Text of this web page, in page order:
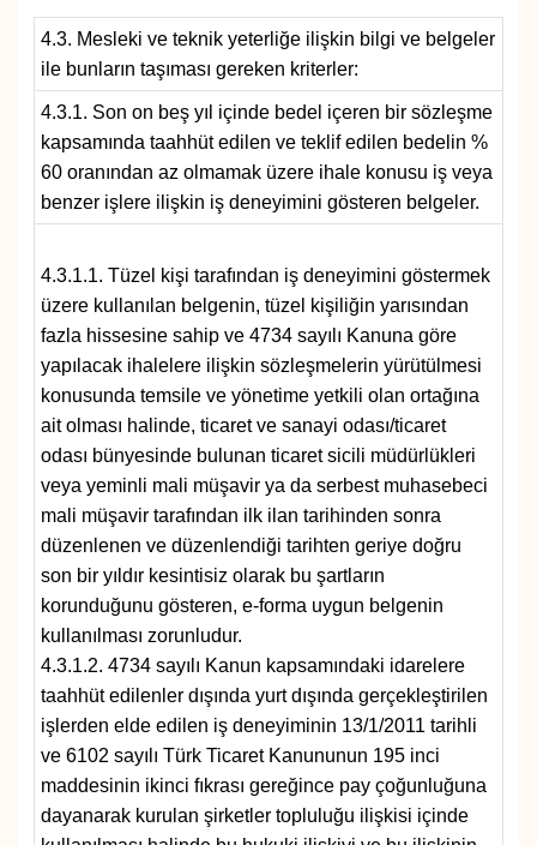
4.3. Mesleki ve teknik yeterliğe ilişkin bilgi ve belgeler
ile bunların taşıması gereken kriterler:
4.3.1. Son on beş yıl içinde bedel içeren bir sözleşme
kapsamında taahhüt edilen ve teklif edilen bedelin %
60 oranından az olmamak üzere ihale konusu iş veya
benzer işlere ilişkin iş deneyimini gösteren belgeler.
4.3.1.1. Tüzel kişi tarafından iş deneyimini göstermek
üzere kullanılan belgenin, tüzel kişiliğin yarısından
fazla hissesine sahip ve 4734 sayılı Kanuna göre
yapılacak ihalelere ilişkin sözleşmelerin yürütülmesi
konusunda temsile ve yönetime yetkili olan ortağına
ait olması halinde, ticaret ve sanayi odası/ticaret
odası bünyesinde bulunan ticaret sicili müdürlükleri
veya yeminli mali müşavir ya da serbest muhasebeci
mali müşavir tarafından ilk ilan tarihinden sonra
düzenlenen ve düzenlendiği tarihten geriye doğru
son bir yıldır kesintisiz olarak bu şartların
korunduğunu gösteren, e-forma uygun belgenin
kullanılması zorunludur.
4.3.1.2. 4734 sayılı Kanun kapsamındaki idarelere
taahhüt edilenler dışında yurt dışında gerçekleştirilen
işlerden elde edilen iş deneyiminin 13/1/2011 tarihli
ve 6102 sayılı Türk Ticaret Kanununun 195 inci
maddesinin ikinci fıkrası gereğince pay çoğunluğuna
dayanarak kurulan şirketler topluluğu ilişkisi içinde
YEREL